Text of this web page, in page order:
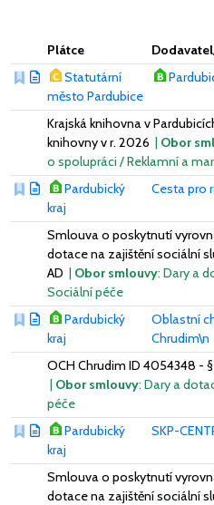
Plátce
Statutární
město Pardubice
Krajská knihovna v
knihovny v r. 2026 | Obor
o spolupráci / Reklamní a
Pardubický
kraj
Cesta pro
Smlouva o poskytnutí
dotace na zajištění sociální
AD | Obor smlouvy: Dary a
Sociální péče
Pardubický
kraj
Oblastní
Chrudim\n
OCH Chrudim ID 4054348 -
| Obor smlouvy: Dary a
péče
Pardubický
kraj
SKP-
Smlouva o poskytnutí
dotace na zajištění sociální